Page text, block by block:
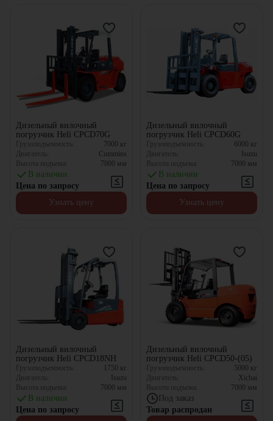
Дизельный вилочный
погрузчик Heli CPCD70G
Грузоподъемность: 7000 кг
Двигатель:
Cummins
Высота подъема:
7000 мм
В наличии
Цена по запросу
Узнать цену
Дизельный вилочный
погрузчик Heli CPCD60G
Грузоподъемность: 6000 кг
Двигатель:
Isuzu
Высота подъема:
7000 мм
В наличии
Цена по запросу
Узнать цену
Дизельный вилочный
погрузчик Heli CPCD18NH
Грузоподъемность: 1750 кг
Двигатель:
Isuzu
Высота подъема:
7000 мм
В наличии
Цена по запросу
Дизельный вилочный
погрузчик Heli CPCD50-(05)
Грузоподъемность: 5000 кг
Двигатель:
Xichai
Высота подъема:
7000 мм
Под заказ
Товар распродан